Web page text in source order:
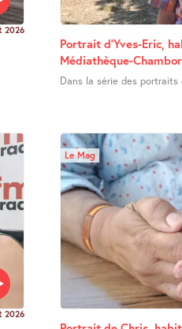
2026
Portrait d’Yves-Eric,
Médiathèque-
Dans la série des portraits
2026
Le Mag